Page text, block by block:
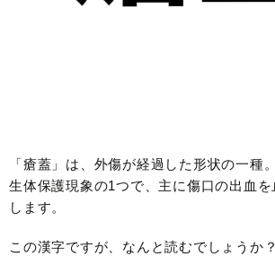
「瘡蓋」は、外傷が経過した形状の一種。
生体保護現象の1つで、主に傷口の出血
します。
この漢字ですが、なんと読むでしょうか？